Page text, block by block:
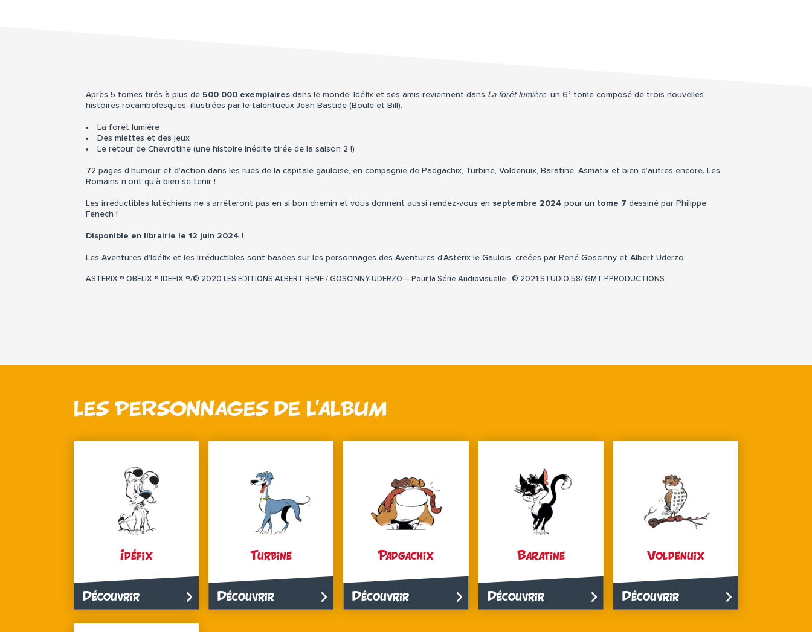
Après 5 tomes tirés à plus de 500 000 exemplaires dans le monde, Idéfix et ses amis reviennent dans La forêt lumière, un 6 e
tome composé de trois nouvelles
histoires rocambolesques, illustrées par le talentueux Jean Bastide (Boule et Bill).
La forêt lumière
Des miettes et des jeux
Le retour de Chevrotine (une histoire inédite tirée de la saison 2 !)
72 pages d’humour et d’action dans les rues de la capitale gauloise, en compagnie de Padgachix, Turbine, Voldenuix, Baratine, Asmatix et bien d’autres encore. Les
Romains n’ont qu’à bien se tenir !
Les irréductibles lutéchiens ne s’arrêteront pas en si bon chemin et vous donnent aussi rendez-vous en septembre 2024 pour un tome 7 dessiné par Philippe
Fenech !
Disponible en librairie le 12 juin 2024 !
Les Aventures d’Idéfix et les Irréductibles sont basées sur les personnages des Aventures d’Astérix le Gaulois, créées par René Goscinny et Albert Uderzo.
ASTERIX ® OBELIX ® IDEFIX ®/© 2020 LES EDITIONS ALBERT RENE / GOSCINNY-UDERZO – Pour la Série Audiovisuelle : © 2021 STUDIO 58/ GMT PPRODUCTIONS
LES PERSONNAGES DE L’ALBUM
Idéfix
Découvrir
Turbine
Découvrir
Padgachix
Découvrir
Baratine
Découvrir
Voldenuix
Découvrir